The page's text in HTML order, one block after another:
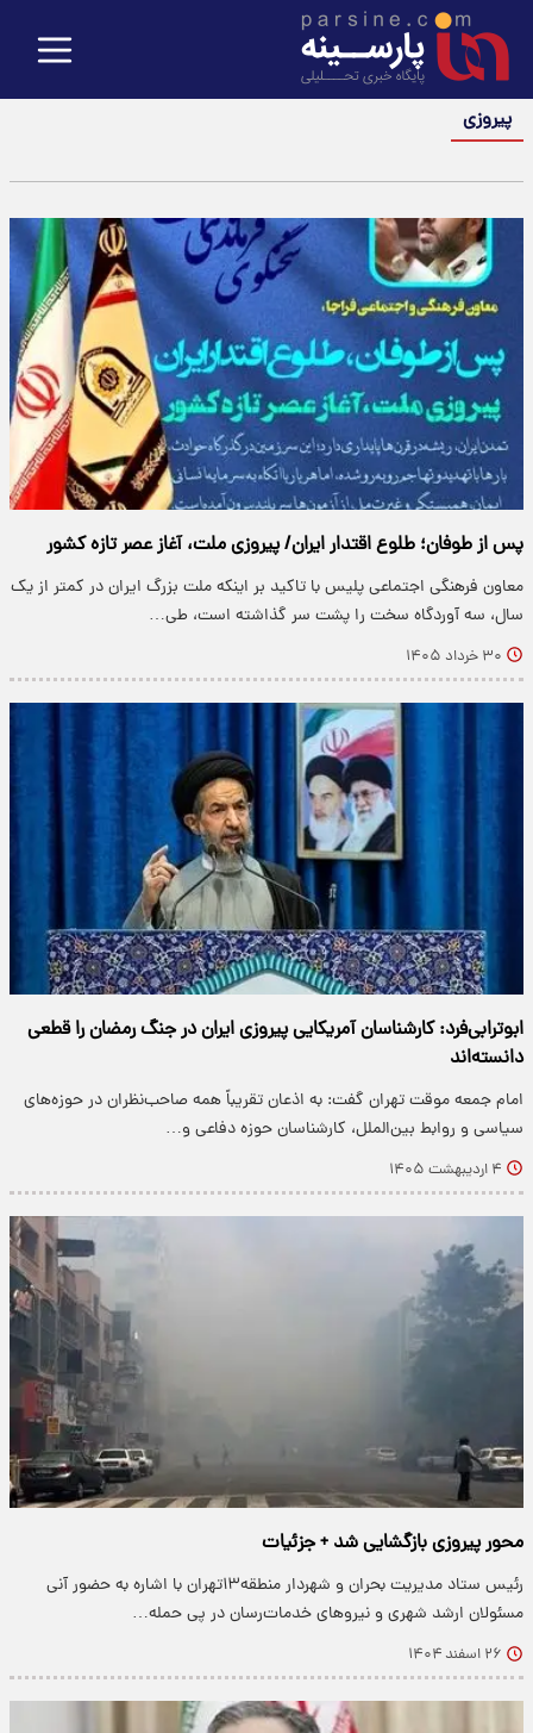
پیروزی
پس از طوفان؛ طلوع اقتدار ایران/ پیروزی ملت، آغاز عصر تازه کشور
معاون فرهنگی اجتماعی پلیس با تاکید بر اینکه ملت بزرگ ایران در کمتر از یک
سال، سه آوردگاه سخت را پشت سر گذاشته است، طی…
۳۰ خرداد ۱۴۰۵
ابوترابی‌فرد: کارشناسان آمریکایی پیروزی ایران در جنگ رمضان را قطعی
دانسته‌اند
امام جمعه موقت تهران گفت: به اذعان تقریباً همه صاحب‌نظران در حوزه‌های
سیاسی و روابط بین‌الملل، کارشناسان حوزه دفاعی و…
۴ اردیبهشت ۱۴۰۵
محور پیروزی بازگشایی شد + جزئیات
رئیس ستاد مدیریت بحران و شهردار منطقه۱۳تهران با اشاره به حضور آنی
مسئولان ارشد شهری و نیروهای خدمات‌رسان در پی حمله…
۲۶ اسفند ۱۴۰۴